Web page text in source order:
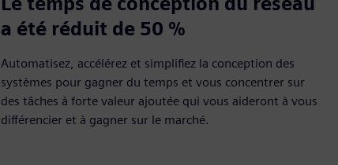
a été réduit de 50 %
Automatisez, accélérez et simplifiez la conception des
systèmes pour gagner du temps et vous concentrer sur
des tâches à forte valeur ajoutée qui vous aideront à vous
différencier et à gagner sur le marché.